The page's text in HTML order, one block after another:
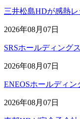
三井松島HDが感熱
2026年08月07日
SRSホールディング
2026年08月07日
ENEOSホールディ
2026年08月07日